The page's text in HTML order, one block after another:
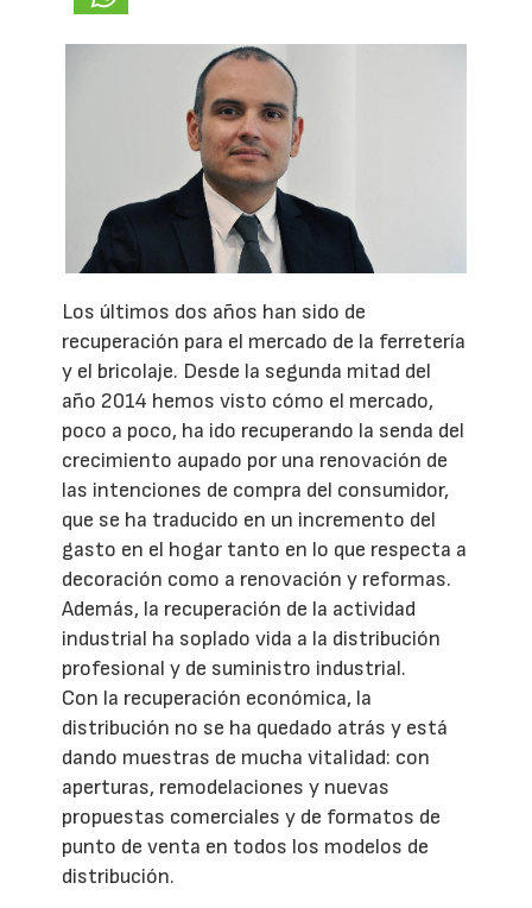
Los últimos dos años han sido de
recuperación para el mercado de la ferretería
y el bricolaje. Desde la segunda mitad del
año 2014 hemos visto cómo el mercado,
poco a poco, ha ido recuperando la senda del
crecimiento aupado por una renovación de
las intenciones de compra del consumidor,
que se ha traducido en un incremento del
gasto en el hogar tanto en lo que respecta a
decoración como a renovación y reformas.
Además, la recuperación de la actividad
industrial ha soplado vida a la distribución
profesional y de suministro industrial.
Con la recuperación económica, la
distribución no se ha quedado atrás y está
dando muestras de mucha vitalidad: con
aperturas, remodelaciones y nuevas
propuestas comerciales y de formatos de
punto de venta en todos los modelos de
distribución.